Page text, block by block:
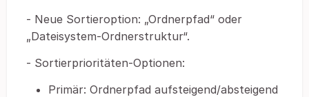
- Neue Sortieroption: „Ordnerpfad“ oder
„Dateisystem-Ordnerstruktur“.
- Sortierprioritäten-Optionen:
Primär: Ordnerpfad aufsteigend/absteigend